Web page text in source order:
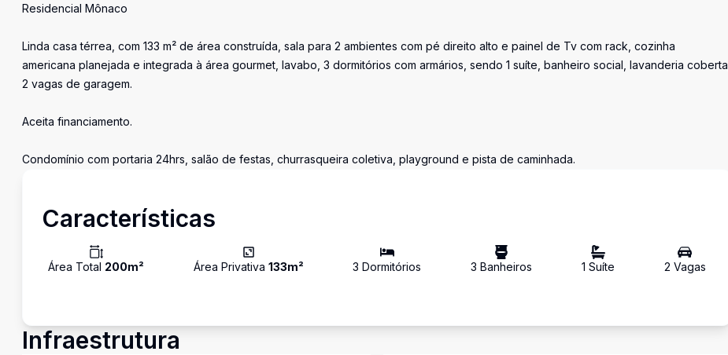
Residencial Mônaco
Linda casa térrea, com 133 m² de área construída, sala para 2 ambientes com pé direito alto e painel de Tv com rack, cozinha
americana planejada e integrada à área gourmet, lavabo, 3 dormitórios com armários, sendo 1 suíte, banheiro social, lavanderia coberta,
2 vagas de garagem.
Aceita financiamento.
Condomínio com portaria 24hrs, salão de festas, churrasqueira coletiva, playground e pista de caminhada.
Características
Área Total 200m² Área Privativa 133m² 3 Dormitórios 3 Banheiros 1 Suíte 2 Vagas
Infraestrutura